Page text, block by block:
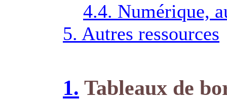
4.4. Numérique,
5. Autres ressources
1. Tableaux de